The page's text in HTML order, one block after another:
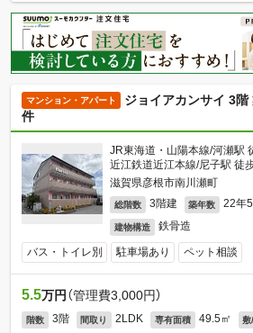
マンション・アパート
ジョイアカンサイ 3
件
JR東海道・山陽本線/河瀬駅
近江鉄道近江本線/尼子駅 徒
滋賀県彦根市南川瀬町
総階数 3階建 築年数 22年
建物構造 鉄骨造
バス・トイレ別 駐車場あり ペット相談
5.5万円 （管理費3,000円）
階数 3階 間取り 2LDK 専有面積 49.5㎡ 敷